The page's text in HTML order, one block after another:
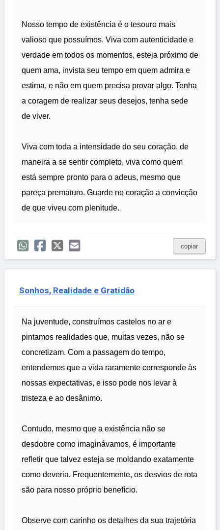
Nosso tempo de existência é o tesouro mais
valioso que possuímos. Viva com autenticidade e
verdade em todos os momentos, esteja próximo de
quem ama, invista seu tempo em quem admira e
estima, e não em quem precisa provar algo. Tenha
a coragem de realizar seus desejos, tenha sede
de viver.
Viva com toda a intensidade do seu coração, de
maneira a se sentir completo, viva como quem
está sempre pronto para o adeus, mesmo que
pareça prematuro. Guarde no coração a convicção
de que viveu com plenitude.
copiar
Sonhos, Realidade e Gratidão
Na juventude, construímos castelos no ar e
pintamos realidades que, muitas vezes, não se
concretizam. Com a passagem do tempo,
entendemos que a vida raramente corresponde às
nossas expectativas, e isso pode nos levar à
tristeza e ao desânimo.
Contudo, mesmo que a existência não se
desdobre como imaginávamos, é importante
refletir que talvez esteja se moldando exatamente
como deveria. Frequentemente, os desvios de rota
são para nosso próprio benefício.
Observe com carinho os detalhes da sua trajetória